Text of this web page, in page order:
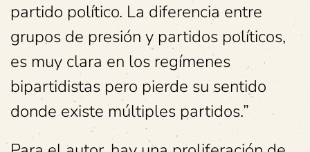
partido político. La diferencia entre
grupos de presión y partidos políticos,
es muy clara en los regímenes
bipartidistas pero pierde su sentido
donde existe múltiples partidos.”